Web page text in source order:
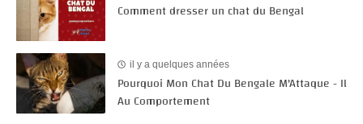
Comment dresser un chat du Bengal
il y a quelques années
Pourquoi Mon Chat Du Bengale M'Attaque - Il
Au Comportement